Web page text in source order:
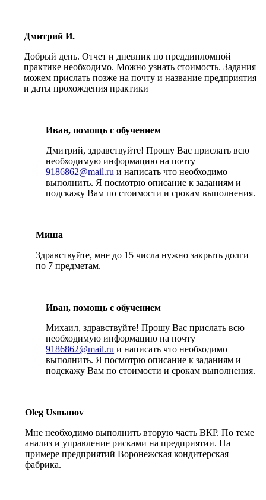
Дмитрий И.
Добрый день. Отчет и дневник по преддипломной
практике необходимо. Можно узнать стоимость. Задания
можем прислать позже на почту и название предприятия
и даты прохождения практики
Иван, помощь с обучением
Дмитрий, здравствуйте! Прошу Вас прислать всю
необходимую информацию на почту
9186862@mail.ru и написать что необходимо
выполнить. Я посмотрю описание к заданиям и
подскажу Вам по стоимости и срокам выполнения.
Миша
Здравствуйте, мне до 15 числа нужно закрыть долги
по 7 предметам.
Иван, помощь с обучением
Михаил, здравствуйте! Прошу Вас прислать всю
необходимую информацию на почту
9186862@mail.ru и написать что необходимо
выполнить. Я посмотрю описание к заданиям и
подскажу Вам по стоимости и срокам выполнения.
Oleg Usmanov
Мне необходимо выполнить вторую часть ВКР. По теме
анализ и управление рисками на предприятии. На
примере предприятий Воронежская кондитерская
фабрика.